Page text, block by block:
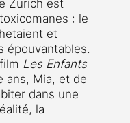
Zurich est
: le
et
épouvantables.
Les Enfants
ans, Mia, et de
dans une
la